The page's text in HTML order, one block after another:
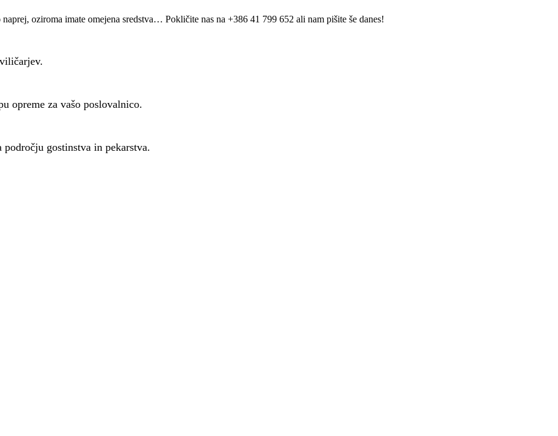
oziroma imate omejena sredstva… Pokličite nas na +386 41 799 652 ali nam pišite še danes!
opreme za vašo poslovalnico.
gostinstva in pekarstva.